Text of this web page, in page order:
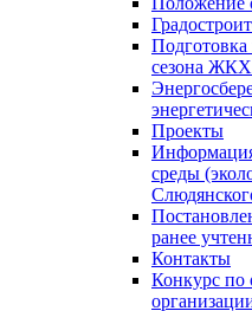
сезона
Проекты
среды
ранее
Контакты
Конкурс по